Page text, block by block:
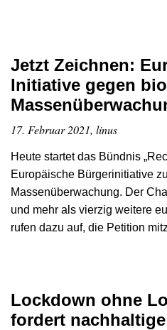
Jetzt Zeichnen:
Initiative gegen
17. Februar 2021, linus
Heute startet das Bündnis
Europäische Bürgerinitiative
Massenüberwachung. Der
und mehr als vierzig weitere
rufen dazu auf, die Petition
Lockdown ohne
fordert